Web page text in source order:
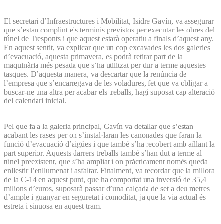
El secretari d’Infraestructures i Mobilitat, Isidre Gavín, va assegurar
que s’estan complint els terminis previstos per executar les obres del
túnel de Tresponts i que aquest estarà operatiu a finals d’aquest any.
En aquest sentit, va explicar que un cop excavades les dos galeries
d’evacuació, aquesta primavera, es podrà retirar part de la
maquinària més pesada que s’ha utilitzat per dur a terme aquestes
tasques. D’aquesta manera, va descartar que la renúncia de
l’empresa que s’encarregava de les voladures, fet que va obligar a
buscar-ne una altra per acabar els treballs, hagi suposat cap alteració
del calendari inicial.
Pel que fa a la galeria principal, Gavín va detallar que s’estan
acabant les rases per on s’instal·laran les canonades que faran la
funció d’evacuació d’aigües i que també s’ha recobert amb aïllant la
part superior. Aquests darrers treballs també s’han dut a terme al
túnel preexistent, que s’ha ampliat i on pràcticament només queda
enllestir l’enllumenat i asfaltar. Finalment, va recordar que la millora
de la C-14 en aquest punt, que ha comportat una inversió de 35,4
milions d’euros, suposarà passar d’una calçada de set a deu metres
d’ample i guanyar en seguretat i comoditat, ja que la via actual és
estreta i sinuosa en aquest tram.